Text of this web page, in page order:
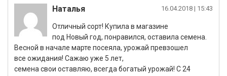
Наталья 16.04.2018 | 15:43
Отличный сорт! Купила в магазине
под Новый год, понравился, оставила семена.
Весной в начале марте посеяла, урожай превзошел
все ожидания! Сажаю уже 5 лет,
семена свои оставляю, всегда богатый урожай! С 24